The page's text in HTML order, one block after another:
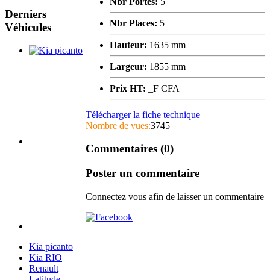
Nbr Places: 5
Hauteur: 1635 mm
Largeur: 1855 mm
Prix HT: _F CFA
Télécharger la fiche technique
Nombre de vues:3745
Commentaires (0)
Poster un commentaire
Connectez vous afin de laisser un commentaire
Derniers
Véhicules
Kia picanto
Kia RIO
Renault